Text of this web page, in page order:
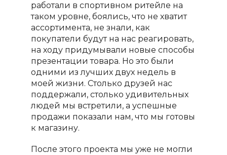
работали в спортивном ритейле на
таком уровне, боялись, что не хватит
ассортимента, не знали, как
покупатели будут на нас реагировать,
на ходу придумывали новые способы
презентации товара. Но это были
одними из лучших двух недель в
моей жизни. Столько друзей нас
поддержали, столько удивительных
людей мы встретили, а успешные
продажи показали нам, что мы готовы
к магазину.
После этого проекта мы уже не могли